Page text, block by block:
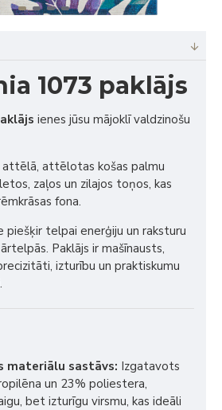
1073 paklājs
ienes jūsu mājoklī valdzinošu
attēlā, attēlotas košas palmu
zaļos un zilajos toņos, kas
fona.
piešķir telpai enerģiju un raksturu
Paklājs ir mašīnausts,
izturību un praktiskumu
materiālu sastāvs: Izgatavots
un 23% poliestera,
bet izturīgu virsmu, kas ideāli